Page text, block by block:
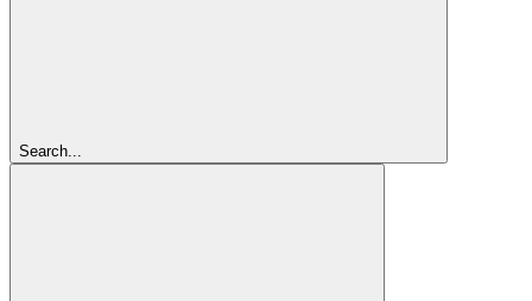
Search...